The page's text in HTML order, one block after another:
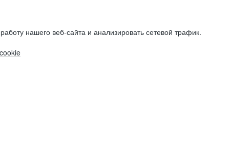
нашего веб-сайта и анализировать сетевой трафик.